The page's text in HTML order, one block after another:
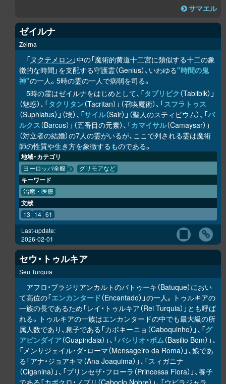
サマエル
ゼイルナ
Zeirna
「ヌクテメロン 」中の「魔術的黄道十二宮に類似する十二の象
徴的な時間」を支配する守護霊（Genius）、いわゆる"時間の鬼
神"の一人。5時の霊の一人で病弱を司る。
5時の霊はゼイルナをはじめとして、「タブリビク （Tablibik）」
（魅惑）、「タクリタン（Tacritan）」（召喚魔術）、「スフラトゥス
（Suphlatus）」（埃）、「サイル（Sair）」（聖人のスティビウム）、「バ
ルクス（Barcus）」（五番目の元素）、「カマイサル（Camaysar）」
（対立者の結婚）の7人の霊がいるが、ここで列される霊は魔術
師の性質や生き方を象徴するものである。
地域・カテゴリ
ヨーロッパ全般 グリモアなど
キーワード
治癒・医療
文献
13 14 61
Last-update:
2026-02-01
セウ・トゥルキア
Seu Turquia
アフロ・ブラジリアンカルトのバトゥーキ（Batuque）におい
て高位の「エンカンタード（Encantado）」の一人。トゥルキアの
一族の長であるため「レイ・トゥルキア（Rei Turquia）」とも呼ば
れる。トゥルキアの一族はエンカンタードの中でも最大級の所
属人数であり、息子である「カボキーニョ（Caboquinho）」、「グ
アピンダイア（Guapindaia）」、「バシリオ・ボム（Basilio Bom）」、
「メンサジェイル・ダ・ローマ（Mensageiro da Roma）」、娘であ
る「アナ・ジョアキマ（Ana Joaquima）」、「スィガニナ
（Ciganina）」、「プリンセザ・フローラ（Princessa Flora）」、養子
である「カボクロ・ノブリ（Caboclo Nobre）」、「ウビラジャラ